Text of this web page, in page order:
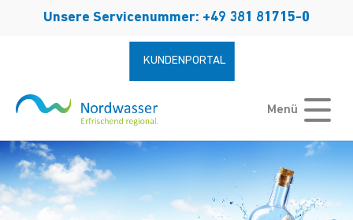
Unsere Servicenummer: +49 381 81715-0
KUNDENPORTAL
Menü